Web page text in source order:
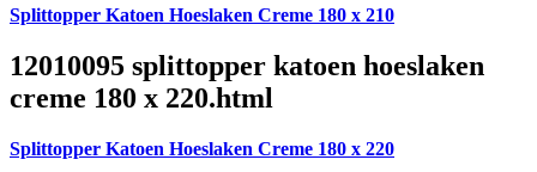
Splittopper Katoen Hoeslaken Creme 180 x 210
12010095 splittopper katoen hoeslaken
creme 180 x 220.html
Splittopper Katoen Hoeslaken Creme 180 x 220